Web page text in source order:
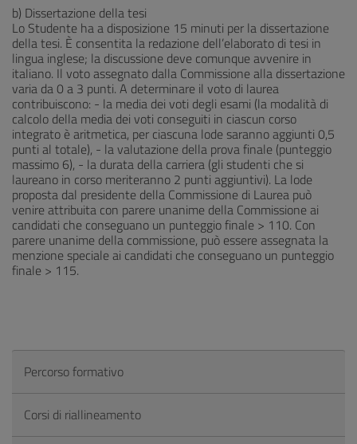
b) Dissertazione della tesi
Lo Studente ha a disposizione 15 minuti per la dissertazione
della tesi. È consentita la redazione dell’elaborato di tesi in
lingua inglese; la discussione deve comunque avvenire in
italiano. Il voto assegnato dalla Commissione alla dissertazione
varia da 0 a 3 punti. A determinare il voto di laurea
contribuiscono: - la media dei voti degli esami (la modalità di
calcolo della media dei voti conseguiti in ciascun corso
integrato è aritmetica, per ciascuna lode saranno aggiunti 0,5
punti al totale), - la valutazione della prova finale (punteggio
massimo 6), - la durata della carriera (gli studenti che si
laureano in corso meriteranno 2 punti aggiuntivi). La lode
proposta dal presidente della Commissione di Laurea può
venire attribuita con parere unanime della Commissione ai
candidati che conseguano un punteggio finale > 110. Con
parere unanime della commissione, può essere assegnata la
menzione speciale ai candidati che conseguano un punteggio
finale > 115.
Percorso formativo
Corsi di riallineamento